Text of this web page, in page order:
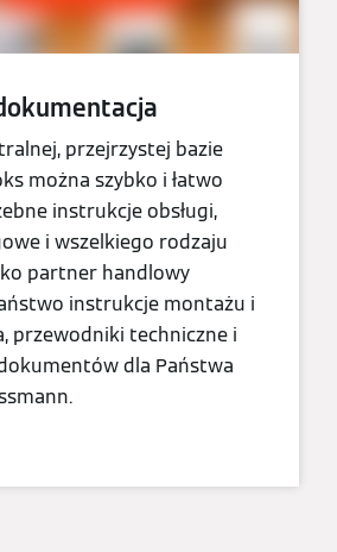
przejrzystej bazie
można szybko i łatwo
instrukcje obsługi,
i wszelkiego rodzaju
partner handlowy
instrukcje montażu i
przewodniki techniczne i
dla Państwa